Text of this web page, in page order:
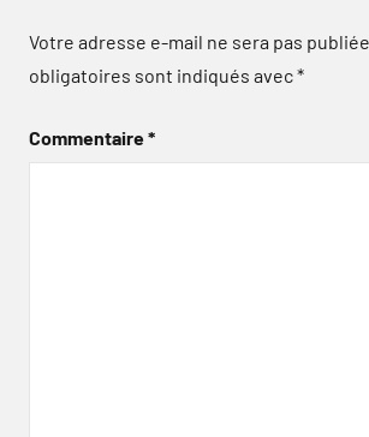
Votre adresse e-mail ne sera pas publiée.
obligatoires sont indiqués avec*
Commentaire*